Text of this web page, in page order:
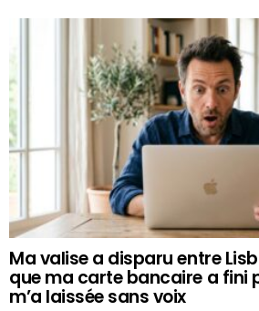
Ma valise a disparu entre
que ma carte bancaire a fini
m’a laissée sans voix